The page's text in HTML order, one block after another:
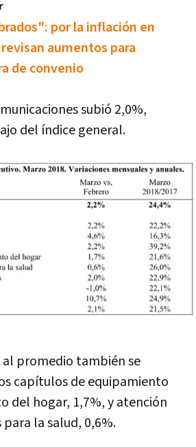
por la inflación en
aumentos para
de convenio
subió 2,0%,
del í­ndice general.
al promedio también se
capí­tulos de equipamiento
del hogar, 1,7%, y atención
la salud, 0,6%.